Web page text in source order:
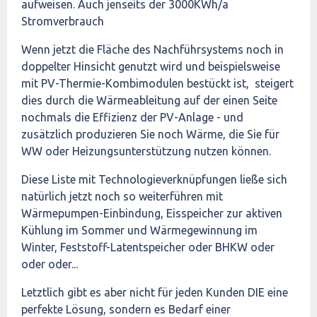
aufweisen. Auch jenseits der 3000KWh/a
Stromverbrauch
Wenn jetzt die Fläche des Nachführsystems noch in
doppelter Hinsicht genutzt wird und beispielsweise
mit PV-Thermie-Kombimodulen bestückt ist, steigert
dies durch die Wärmeableitung auf der einen Seite
nochmals die Effizienz der PV-Anlage - und
zusätzlich produzieren Sie noch Wärme, die Sie für
WW oder Heizungsunterstützung nutzen können.
Diese Liste mit Technologieverknüpfungen ließe sich
natürlich jetzt noch so weiterführen mit
Wärmepumpen-Einbindung, Eisspeicher zur aktiven
Kühlung im Sommer und Wärmegewinnung im
Winter, Feststoff-Latentspeicher oder BHKW oder
oder oder...
Letztlich gibt es aber nicht für jeden Kunden DIE eine
perfekte Lösung, sondern es Bedarf einer